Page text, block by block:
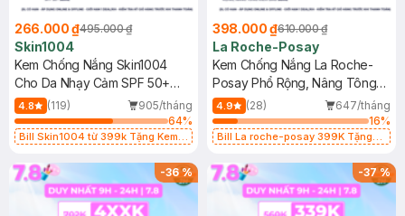
266.000 ₫495.000 ₫
Skin1004
Kem Chống Nắng Skin1004
Cho Da Nhạy Cảm SPF 50+
50ml
4.8 (119)
905/tháng
64%
Bill Skin1004 từ 399k Tặng Kem
SPF 50+ 20ml (SL Có Hạn)
398.000 ₫610.000 ₫
La Roche-Posay
Kem Chống Nắng La Roche-
Posay Phổ Rộng, Nâng Tông
Kiềm Dầu 50ml
4.9 (28)
647/tháng
16%
Bill La roche-posay 399K Tặng
(SL có hạn)
-36% -37%